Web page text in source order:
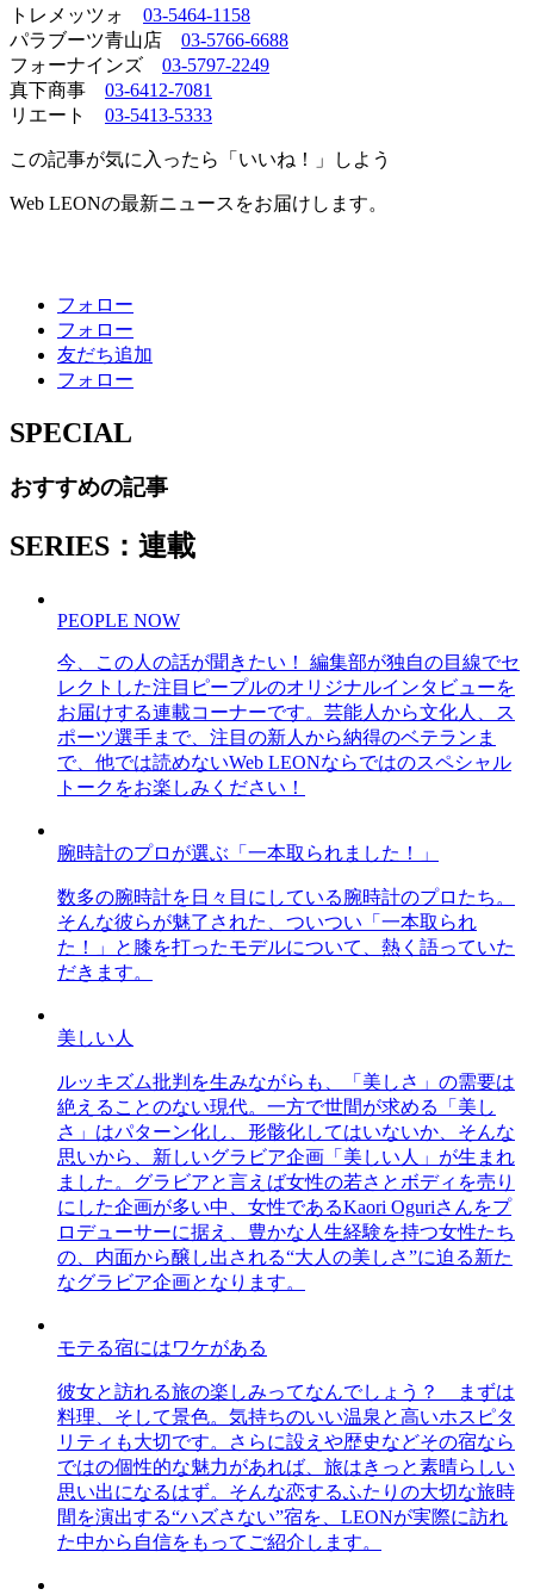
トレメッツォ 03-5464-1158
パラブーツ青山店 03-5766-6688
フォーナインズ 03-5797-2249
真下商事 03-6412-7081
リエート 03-5413-5333
この記事が気に入ったら「いいね！」しよう
Web LEONの最新ニュースをお届けします。
フォロー
フォロー
友だち追加
フォロー
SPECIAL
おすすめの記事
SERIES：連載
PEOPLE NOW
今、この人の話が聞きたい！ 編集部が独自の目線でセ
レクトした注目ピープルのオリジナルインタビューを
お届けする連載コーナーです。芸能人から文化人、ス
ポーツ選手まで、注目の新人から納得のベテランま
で、他では読めないWeb LEONならではのスペシャル
トークをお楽しみください！
腕時計のプロが選ぶ「一本取られました！」
数多の腕時計を日々目にしている腕時計のプロたち。
そんな彼らが魅了された、ついつい「一本取られ
た！」と膝を打ったモデルについて、熱く語っていた
だきます。
美しい人
ルッキズム批判を生みながらも、「美しさ」の需要は
絶えることのない現代。一方で世間が求める「美し
さ」はパターン化し、形骸化してはいないか、そんな
思いから、新しいグラビア企画「美しい人」が生まれ
ました。グラビアと言えば女性の若さとボディを売り
にした企画が多い中、女性であるKaori Oguriさんをプ
ロデューサーに据え、豊かな人生経験を持つ女性たち
の、内面から醸し出される“大人の美しさ”に迫る新た
なグラビア企画となります。
モテる宿にはワケがある
彼女と訪れる旅の楽しみってなんでしょう？ まずは
料理、そして景色。気持ちのいい温泉と高いホスピタ
リティも大切です。さらに設えや歴史などその宿なら
ではの個性的な魅力があれば、旅はきっと素晴らしい
思い出になるはず。そんな恋するふたりの大切な旅時
間を演出する“ハズさない”宿を、LEONが実際に訪れ
た中から自信をもってご紹介します。